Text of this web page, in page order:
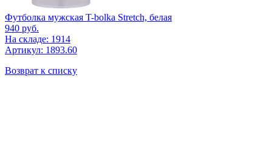
Футболка мужская T-bolka Stretch, белая
940 руб.
На складе: 1914
Артикул: 1893.60
Возврат к списку